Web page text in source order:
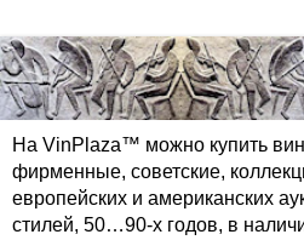
На VinPlaza™ можно купить
фирменные, советские,
европейских и американских
стилей, 50…90-х годов, в